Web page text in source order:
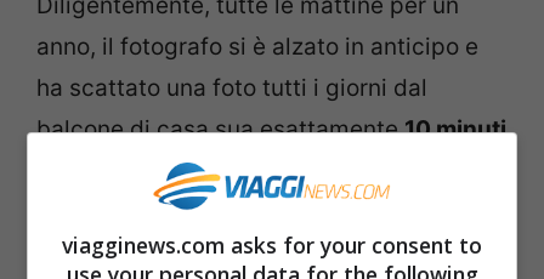
anno, il fotografo si è alzato in anticipo e
ha scattato una foto tutti i giorni dal
balcone di casa sua esattamente10 minuti
Con ilmontaggio in time lapse delle foto il
viagginews.com asks for your consent to